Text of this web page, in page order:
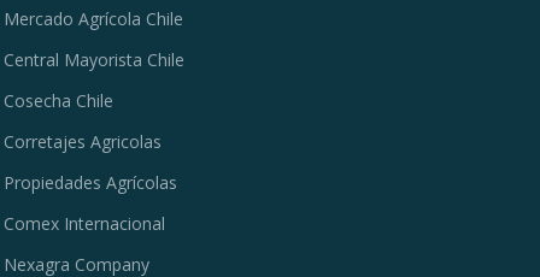
Mercado Agrícola Chile
Central Mayorista Chile
Cosecha Chile
Corretajes Agricolas
Propiedades Agrícolas
Comex Internacional
Nexagra Company